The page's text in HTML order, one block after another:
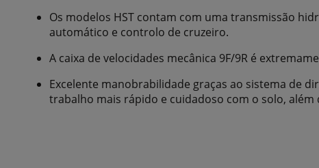
Os modelos HST contam com uma transmissão
automático e controlo de cruzeiro.
A caixa de velocidades mecânica 9F/9R é
Excelente manobrabilidade graças ao sistema de
trabalho mais rápido e cuidadoso com o solo, além